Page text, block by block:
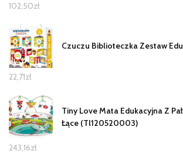
102,50zł
Czuczu Biblioteczka Zestaw
22,71zł
Tiny Love Mata Edukacyjna Z
Łące (Tl120520003)
243,16zł